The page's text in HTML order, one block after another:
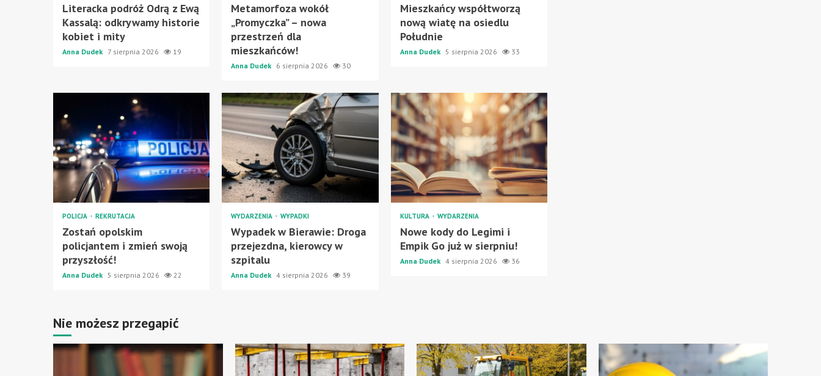
Literacka podróż Odrą z Ewą
Kassalą: odkrywamy historie
kobiet i mity
Anna Dudek 7 sierpnia 2026 19
Metamorfoza wokół
„Promyczka” – nowa
przestrzeń dla
mieszkańców!
Anna Dudek 6 sierpnia 2026 30
Mieszkańcy współtworzą
nową wiatę na osiedlu
Południe
Anna Dudek 5 sierpnia 2026 33
POLICJA REKRUTACJA
Zostań opolskim
policjantem i zmień swoją
przyszłość!
Anna Dudek 5 sierpnia 2026 22
WYDARZENIA WYPADKI
Wypadek w Bierawie: Droga
przejezdna, kierowcy w
szpitalu
Anna Dudek 4 sierpnia 2026 39
KULTURA WYDARZENIA
Nowe kody do Legimi i
Empik Go już w sierpniu!
Anna Dudek 4 sierpnia 2026 36
Nie możesz przegapić